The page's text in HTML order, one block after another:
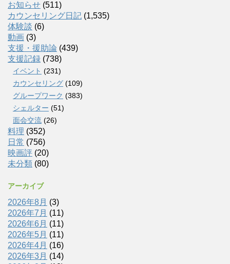
お知らせ (511)
カウンセリング日記 (1,535)
体験談 (6)
動画 (3)
支援・援助論 (439)
支援記録 (738)
イベント (231)
カウンセリング (109)
グループワーク (383)
シェルター (51)
面会交流 (26)
料理 (352)
日常 (756)
映画評 (20)
未分類 (80)
アーカイブ
2026年8月 (3)
2026年7月 (11)
2026年6月 (11)
2026年5月 (11)
2026年4月 (16)
2026年3月 (14)